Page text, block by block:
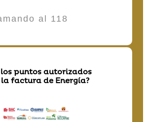
al 118
los puntos autorizados
factura de Energía?